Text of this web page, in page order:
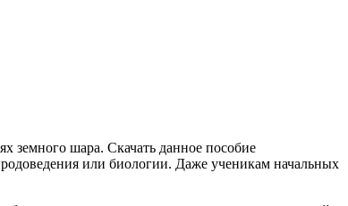
земного шара. Скачать данное пособие
или биологии. Даже ученикам начальных